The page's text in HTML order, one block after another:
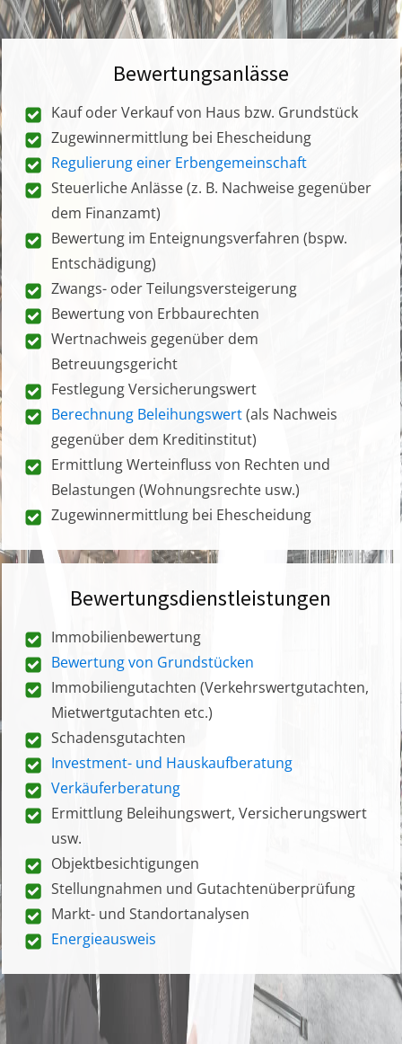
Bewertungsanlässe
Kauf oder Verkauf von Haus bzw. Grundstück
Zugewinnermittlung bei Ehescheidung
Regulierung einer Erbengemeinschaft
Steuerliche Anlässe (z. B. Nachweise gegenüber
dem Finanzamt)
Bewertung im Enteignungsverfahren (bspw.
Entschädigung)
Zwangs- oder Teilungsversteigerung
Bewertung von Erbbaurechten
Wertnachweis gegenüber dem
Betreuungsgericht
Festlegung Versicherungswert
Berechnung Beleihungswert(als Nachweis
gegenüber dem Kreditinstitut)
Ermittlung Werteinfluss von Rechten und
Belastungen (Wohnungsrechte usw.)
Zugewinnermittlung bei Ehescheidung
Bewertungsdienstleistungen
Immobilienbewertung
Bewertung von Grundstücken
Immobiliengutachten (Verkehrswertgutachten,
Mietwertgutachten etc.)
Schadensgutachten
Investment- und Hauskaufberatung
Verkäuferberatung
Ermittlung Beleihungswert, Versicherungswert
usw.
Objektbesichtigungen
Stellungnahmen und Gutachtenüberprüfung
Markt- und Standortanalysen
Energieausweis